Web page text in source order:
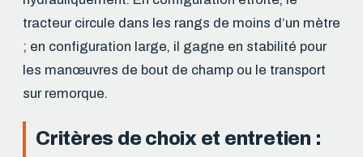
tracteur circule dans les rangs de moins d’un mètre
; en configuration large, il gagne en stabilité pour
les manœuvres de bout de champ ou le transport
sur remorque.
Critères de choix et entretien :